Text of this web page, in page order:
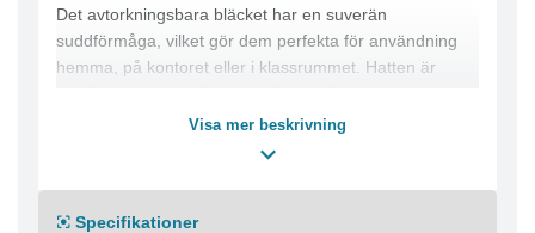
Det avtorkningsbara bläcket har en suverän
suddförmåga, vilket gör dem perfekta för användning
hemma, på kontoret eller i klassrummet. Hatten är
Pennorna är tillverkade av 51 % återvunnet material,
vilket gör dem till ett miljömedvetet val. Dessutom
Visa mer beskrivning
Specifikationer